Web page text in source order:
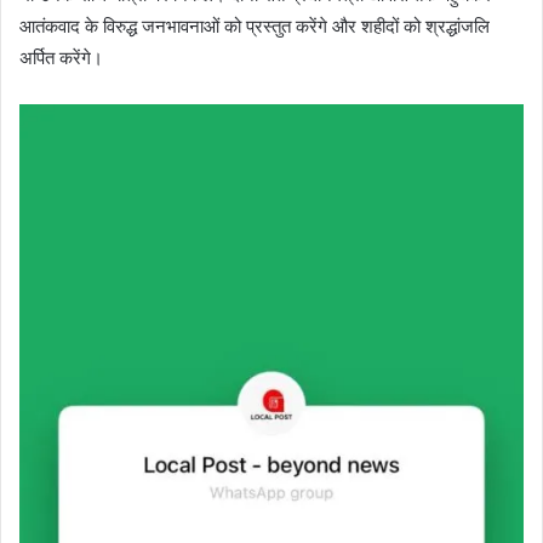
आतंकवाद के विरुद्ध जनभावनाओं को प्रस्तुत करेंगे और शहीदों को श्रद्धांजलि
अर्पित करेंगे।